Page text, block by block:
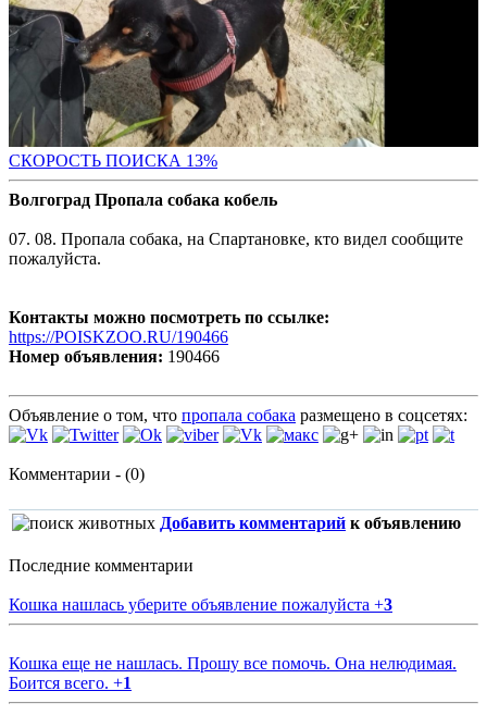
СКОРОСТЬ ПОИСКА 13%
Волгоград Пропала собака кобель
07. 08. Пропала собака, на Спартановке, кто видел сообщите
пожалуйста.
Контакты можно посмотреть по ссылке:
https://POISKZOO.RU/190466
Номер объявления: 190466
Объявление о том, что пропала собака размещено в соцсетях:
Комментарии - (0)
Добавить комментарий к объявлению
Последние комментарии
Кошка нашлась уберите объявление пожалуйста +3
Кошка еще не нашлась. Прошу все помочь. Она нелюдимая.
Боится всего. +1